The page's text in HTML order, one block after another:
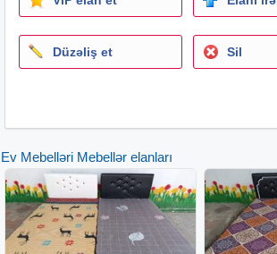
Düzəliş et Sil
Ev Mebelləri Mebellər elanları